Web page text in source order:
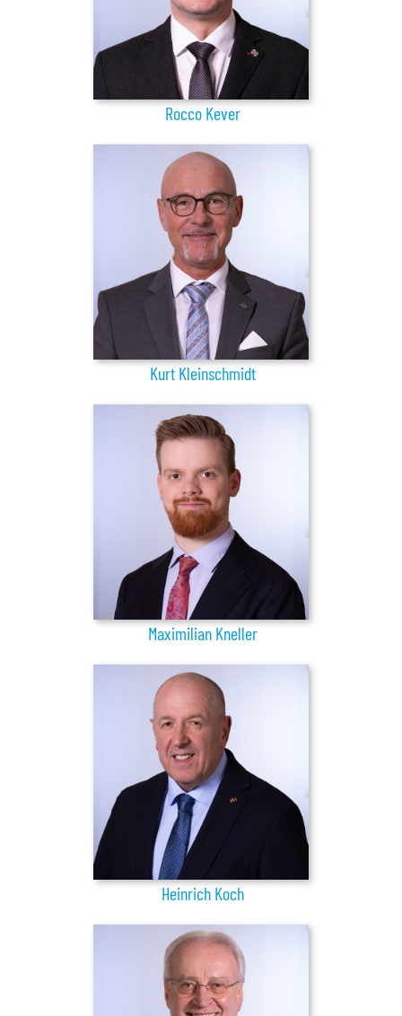
Rocco Kever
Kurt Kleinschmidt
Maximilian Kneller
Heinrich Koch